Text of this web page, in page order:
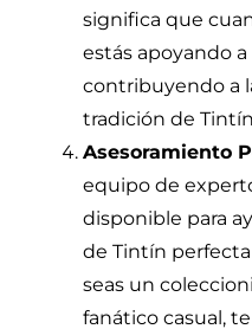
significa que
estás apoyando
contribuyendo a
tradición de
Asesoramiento
equipo de
disponible para
de Tintín perfecta
seas un
fanático casual,